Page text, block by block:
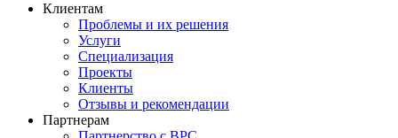
Клиентам
Проблемы и их решения
Услуги
Специализация
Проекты
Клиенты
Отзывы и рекомендации
Партнерам